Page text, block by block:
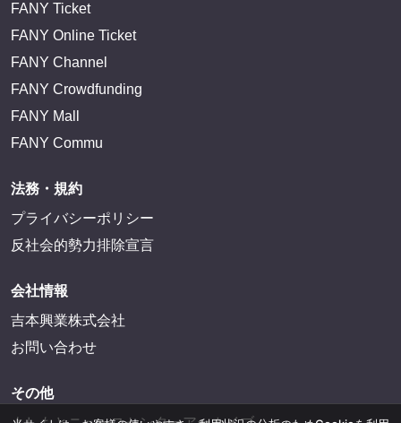
FANY Ticket
FANY Online Ticket
FANY Channel
FANY Crowdfunding
FANY Mall
FANY Commu
法務・規約
プライバシーポリシー
反社会的勢力排除宣言
会社情報
吉本興業株式会社
お問い合わせ
その他